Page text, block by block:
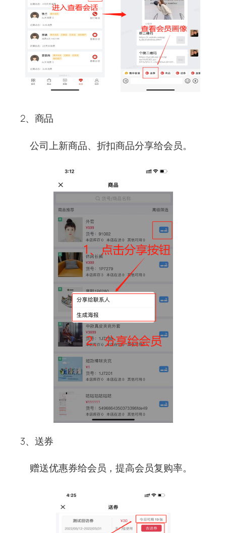
2、商品
公司上新商品、折扣商品分享给会员。
3、送券
赠送优惠券给会员，提高会员复购率。